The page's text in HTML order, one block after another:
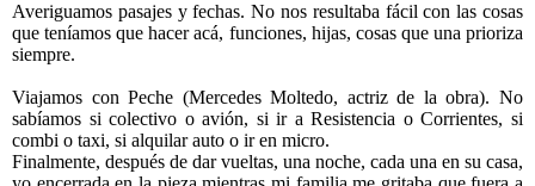
Averiguamos pasajes y fechas. No nos resultaba fácil con las cosas
que teníamos que hacer acá, funciones, hijas, cosas que una prioriza
siempre.
Viajamos con Peche (Mercedes Moltedo, actriz de la obra). No
sabíamos si colectivo o avión, si ir a Resistencia o Corrientes, si
combi o taxi, si alquilar auto o ir en micro.
Finalmente, después de dar vueltas, una noche, cada una en su casa,